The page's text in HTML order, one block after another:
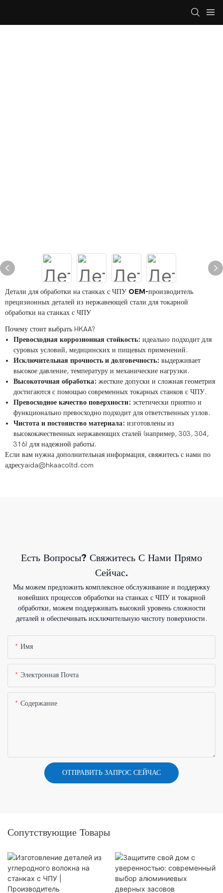
Детали для обработки на станках с ЧПУ OEM-производитель
прецизионных деталей из нержавеющей стали для токарной
обработки на станках с ЧПУ
Почему стоит выбрать HKAA?
Превосходная коррозионная стойкость: идеально подходит для
суровых условий, медицинских и пищевых применений.
Исключительная прочность и долговечность: выдерживает
высокое давление, температуру и механические нагрузки.
Высокоточная обработка: жесткие допуски и сложная геометрия
достигаются с помощью современных токарных станков с ЧПУ.
Превосходное качество поверхности: эстетически приятно и
функционально превосходно подходит для ответственных узлов.
Чистота и постоянство материала: изготовлены из
высококачественных нержавеющих сталей (например, 303, 304,
316) для надежной работы.
Если вам нужна дополнительная информация, свяжитесь с нами по
адресуaida@hkaacoltd.com
Есть Вопросы? Свяжитесь С Нами Прямо
Сейчас.
Мы можем предложить комплексное обслуживание и поддержку
новейших процессов обработки на станках с ЧПУ и токарной
обработки, можем поддерживать высокий уровень сложности
деталей и обеспечивать исключительную чистоту поверхности.
Имя
Электронная Почта
Содержание
ОТПРАВИТЬ ЗАПРОС СЕЙЧАС
Сопутствующие Товары